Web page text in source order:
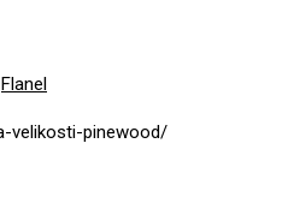
Flanel
velikosti-pinewood/